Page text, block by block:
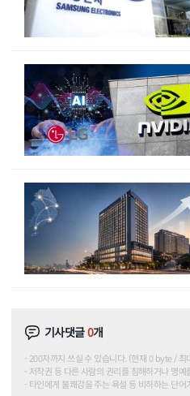
기사댓글0개
200자까지 쓰실 수 있습니다. (현재 0 byte /
저작권 등 다른 사람의 권리를 침해하거나 명
타인에게 불쾌감을 주는 욕설 등 비하하는 단